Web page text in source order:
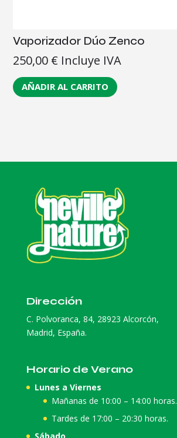
Vaporizador Dúo Zenco
250,00 € Incluye IVA
AÑADIR AL CARRITO
Dirección
C. Polvoranca, 84, 28923 Alcorcón,
Madrid, España.
Horario de Verano
Lunes a Viernes
Mañanas de 10:00 – 14:00 horas.
Tardes de 17:00 – 20:30 horas.
Sábado